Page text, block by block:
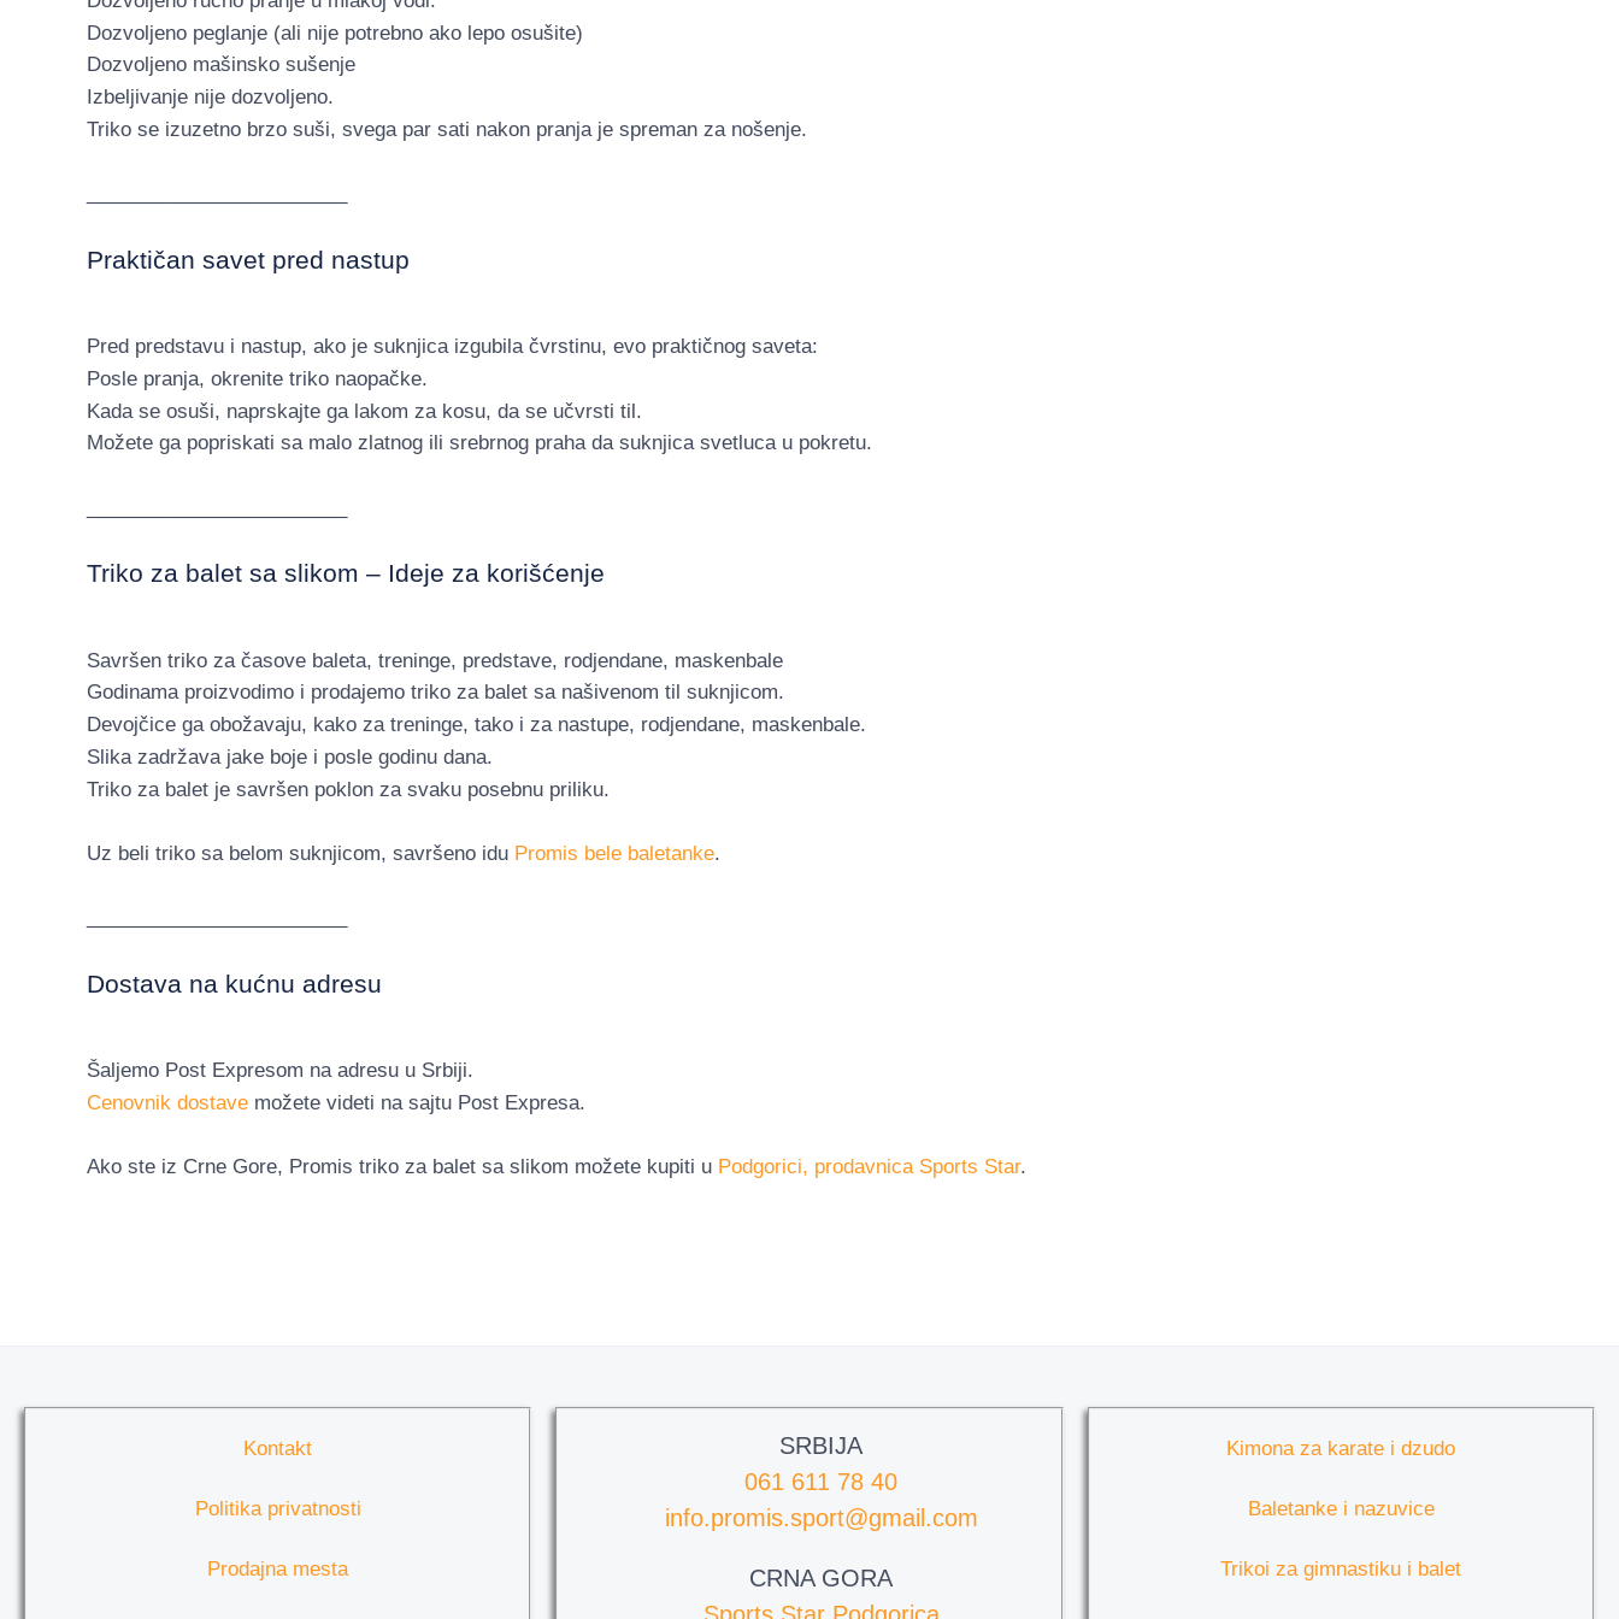
Dozvoljeno peglanje (ali nije potrebno ako lepo osušite)
Dozvoljeno mašinsko sušenje
Izbeljivanje nije dozvoljeno.
Triko se izuzetno brzo suši, svega par sati nakon pranja je spreman za nošenje.
Praktičan savet pred nastup
Pred predstavu i nastup, ako je suknjica izgubila čvrstinu, evo praktičnog saveta:
Posle pranja, okrenite triko naopačke.
Kada se osuši, naprskajte ga lakom za kosu, da se učvrsti til.
Možete ga popriskati sa malo zlatnog ili srebrnog praha da suknjica svetluca u pokretu.
Triko za balet sa slikom – Ideje za korišćenje
Savršen triko za časove baleta, treninge, predstave, rodjendane, maskenbale
Godinama proizvodimo i prodajemo triko za balet sa našivenom til suknjicom.
Devojčice ga obožavaju, kako za treninge, tako i za nastupe, rodjendane, maskenbale.
Slika zadržava jake boje i posle godinu dana.
Triko za balet je savršen poklon za svaku posebnu priliku.
Uz beli triko sa belom suknjicom, savršeno idu Promis bele baletanke.
Dostava na kućnu adresu
Šaljemo Post Expresom na adresu u Srbiji.
Cenovnik dostave možete videti na sajtu Post Expresa.
Ako ste iz Crne Gore, Promis triko za balet sa slikom možete kupiti u Podgorici, prodavnica Sports Star.
Kontakt
Politika privatnosti
Prodajna mesta
SRBIJA
061 611 78 40
info.promis.sport@gmail.com
CRNA GORA
Sports Star Podgorica
Kimona za karate i dzudo
Baletanke i nazuvice
Trikoi za gimnastiku i balet